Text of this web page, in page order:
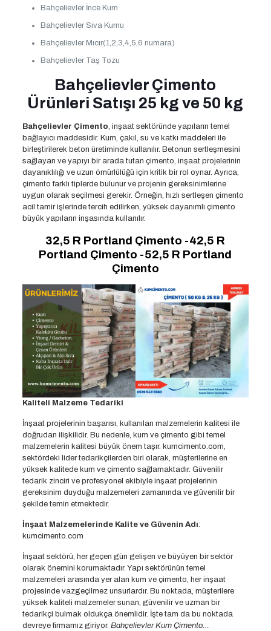
Bahçelievler İnce Kum
Bahçelievler Sıva Kumu
Bahçelievler Mıcır(1,2,3,4,5,6 numara)
Bahçelievler Taş Tozu
Bahçelievler Çimento
Ürünleri Satışı 25 kg ve 50 kg
Bahçelievler Çimento, inşaat sektöründe yapıların temel
bağlayıcı maddesidir. Kum, çakıl, su ve katkı maddeleri ile
birleştirilerek beton üretiminde kullanılır. Betonun sertleşmesini
sağlayan ve yapıyı bir arada tutan çimento, inşaat projelerinin
dayanıklılığı ve uzun ömürlülüğü için kritik bir rol oynar. Ayrıca,
çimento farklı tiplerde bulunur ve projenin gereksinimlerine
uygun olarak seçilmesi gerekir. Örneğin, hızlı sertleşen çimento
acil tamir işlerinde tercih edilirken, yüksek dayanımlı çimento
büyük yapıların inşasında kullanılır.
32,5 R Portland Çimento -42,5 R
Portland Çimento -52,5 R Portland
Çimento
Kaliteli Malzeme Tedariki
İnşaat projelerinin başarısı, kullanılan malzemelerin kalitesi ile
doğrudan ilişkilidir. Bu nedenle, kum ve çimento gibi temel
malzemelerin kalitesi büyük önem taşır. kumcimento.com,
sektördeki lider tedarikçilerden biri olarak, müşterilerine en
yüksek kalitede kum ve çimento sağlamaktadır. Güvenilir
tedarik zinciri ve profesyonel ekibiyle inşaat projelerinin
gereksinim duyduğu malzemeleri zamanında ve güvenilir bir
şekilde temin etmektedir.
İnşaat Malzemelerinde Kalite ve Güvenin Adı:
kumcimento.com
İnşaat sektörü, her geçen gün gelişen ve büyüyen bir sektör
olarak önemini korumaktadır. Yapı sektörünün temel
malzemeleri arasında yer alan kum ve çimento, her inşaat
projesinde vazgeçilmez unsurlardır. Bu noktada, müşterilere
yüksek kaliteli malzemeler sunan, güvenilir ve uzman bir
tedarikçi bulmak oldukça önemlidir. İşte tam da bu noktada
devreye firmamız giriyor. Bahçelievler Kum Çimento…